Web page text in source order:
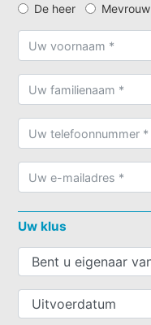
De heer Mevrouw
Uw klus